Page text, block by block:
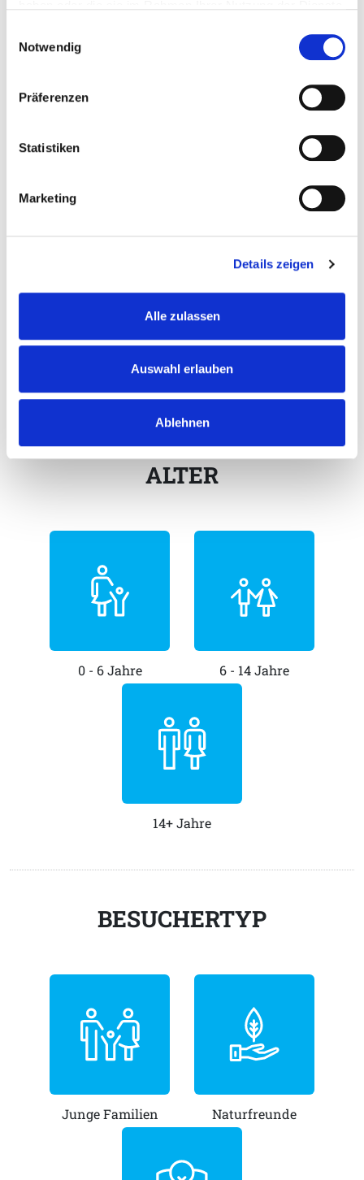
Notwendig
Präferenzen
Statistiken
Marketing
Details zeigen
Alle zulassen
Auswahl erlauben
Ablehnen
Tierpark
ALTER
0 - 6 Jahre 6 - 14 Jahre
14+ Jahre
BESUCHERTYP
Junge Familien Naturfreunde